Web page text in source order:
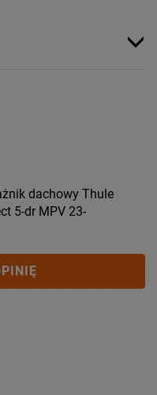
dachowy Thule
5-dr MPV 23-